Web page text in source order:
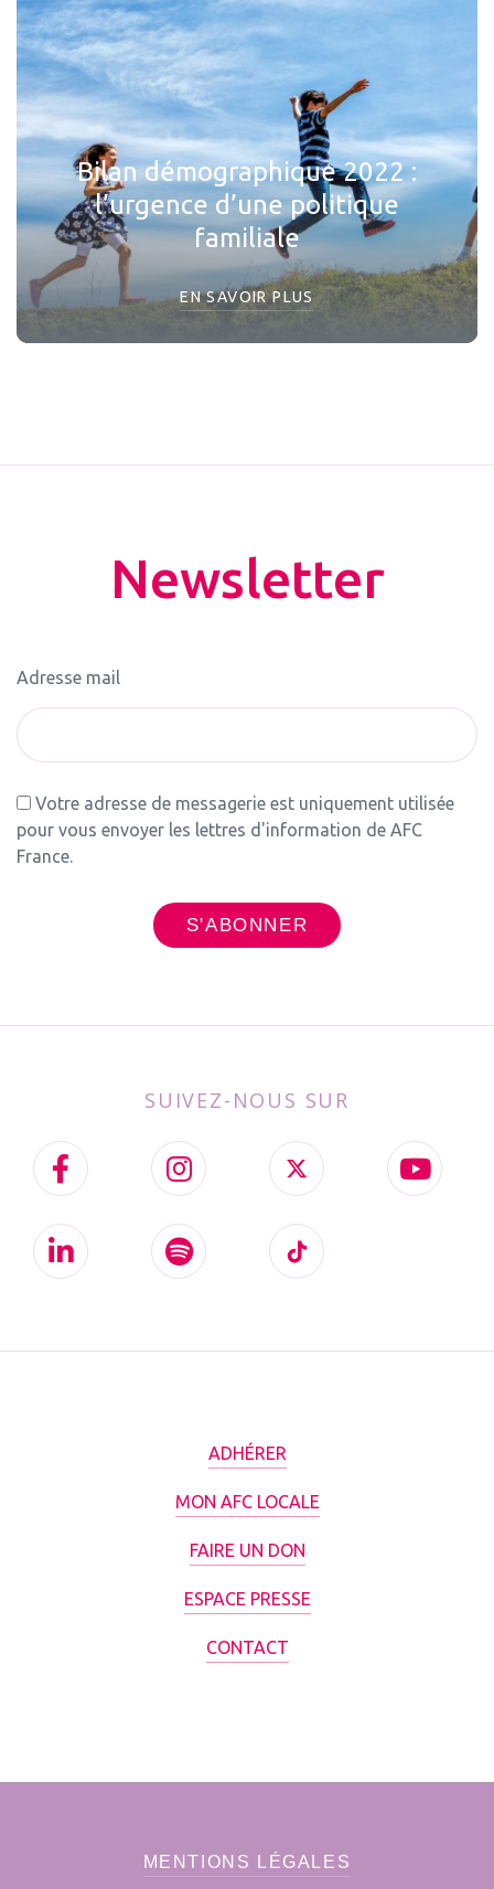
Bilan démographique 2022 :
l’urgence d’une politique
familiale
EN SAVOIR PLUS
Newsletter
Adresse mail
Votre adresse de messagerie est uniquement utilisée
pour vous envoyer les lettres d'information de AFC
France.
SUIVEZ-NOUS SUR
ADHÉRER
MON AFC LOCALE
FAIRE UN DON
ESPACE PRESSE
CONTACT
MENTIONS LÉGALES